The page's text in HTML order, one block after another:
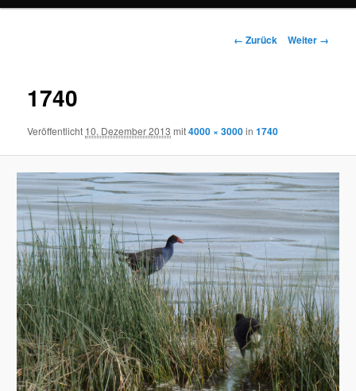
Bilder-Navigation
← Zurück Weiter →
1740
Veröffentlicht 10. Dezember 2013 mit4000 × 3000in1740